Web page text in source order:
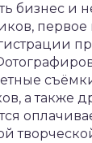
бизнес и
а также